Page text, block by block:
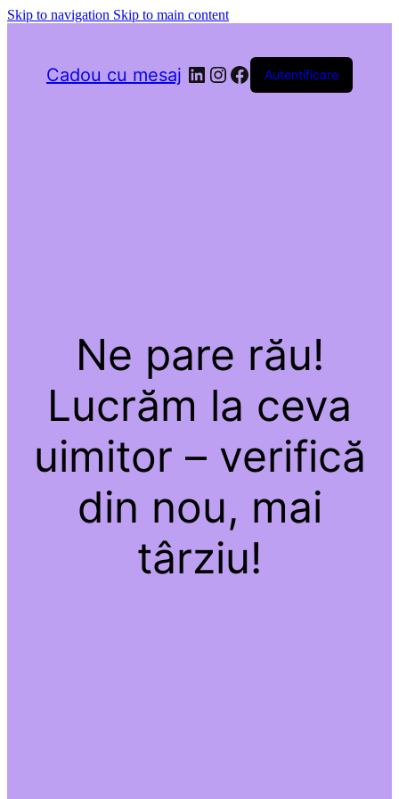
Skip to navigation Skip to main content
Cadou cu mesaj LinkedIn
Instagram
Facebook
Autentificare
Ne pare rău!
Lucrăm la ceva
uimitor – verifică
din nou, mai
târziu!